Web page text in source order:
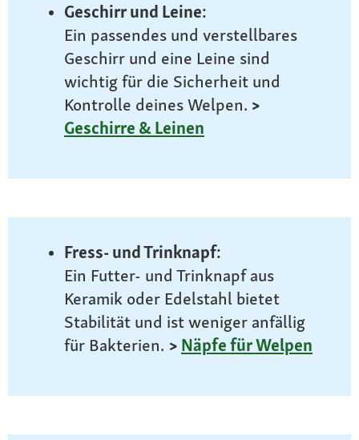
Geschirr und Leine:
Ein passendes und verstellbares
Geschirr und eine Leine sind
wichtig für die Sicherheit und
Kontrolle deines Welpen. >
Geschirre & Leinen
Fress- und Trinknapf:
Ein Futter- und Trinknapf aus
Keramik oder Edelstahl bietet
Stabilität und ist weniger anfällig
für Bakterien. > Näpfe für Welpen